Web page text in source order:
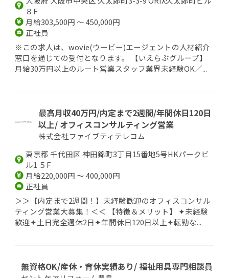
８F
月給303,500円 ～ 450,000円
正社員
※この求人は、wovie(ウービー)エージェントの人材紹介
窓口を通じての受付となります。 【いえらぶグループ】
月給30万円以上のルート営業スタッフ業界未経験OK／...
最高月収40万円/内定まで2週間/年間休日120日
以上/ オフィスコンサルティング営業
株式会社ファイブティテレコム
東京都 千代田区 神田錦町3丁目15番地5号HKパークビ
ル1 ５F
月給220,000円 ～ 400,000円
正社員
＞＞【内定まで2週間！】未経験歓迎のオフィスコンサル
ティング営業大募集！＜＜ 【特徴＆メリット】 ✦未経験
歓迎✦土日完全週休2日✦年間休日120日以上✦転勤な...
無資格OK/産休・育休実績あり/ 福祉用具専門相談員